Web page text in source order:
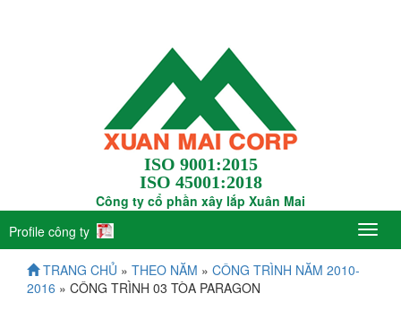
ISO 9001:2015
ISO 45001:2018
Công ty cổ phần xây lắp Xuân Mai
Profile công ty
TRANG CHỦ » THEO NĂM » CÔNG TRÌNH NĂM 2010-
2016 » CÔNG TRÌNH 03 TÒA PARAGON